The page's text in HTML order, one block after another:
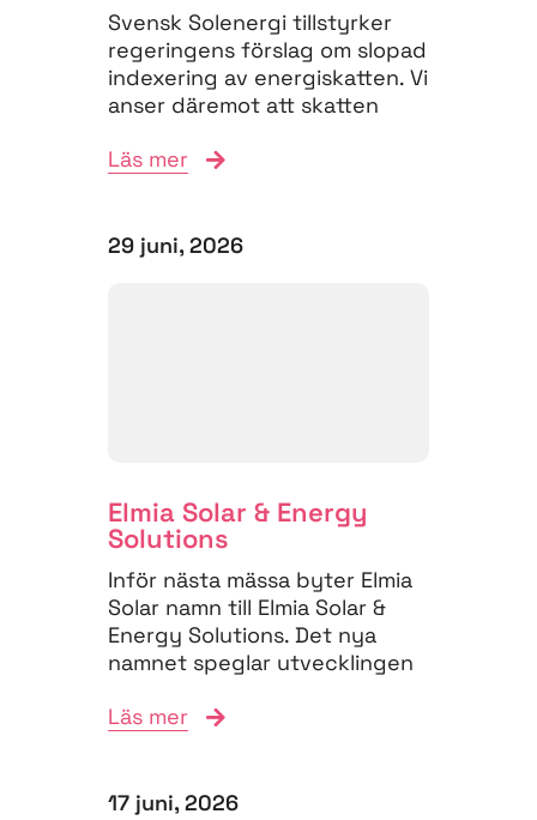
Svensk Solenergi tillstyrker
regeringens förslag om slopad
indexering av energiskatten. Vi
anser däremot att skatten
att...
Läs mer
29 juni, 2026
Elmia Solar & Energy
Solutions
Inför nästa mässa byter Elmia
Solar namn till Elmia Solar &
Energy Solutions. Det nya
namnet speglar utvecklingen
Läs mer
17 juni, 2026